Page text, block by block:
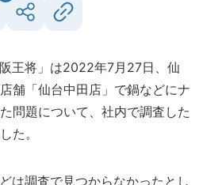
王将」は2022年7月27日、仙
舗「仙台中田店」で鍋などにナ
問題について、社内で調査した
た。
は調査で見つからなかったとし